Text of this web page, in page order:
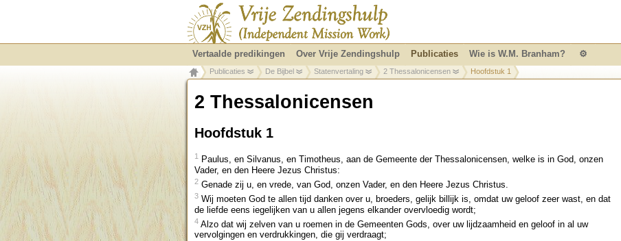
2 Thessalonicensen
Hoofdstuk 1
1
Paulus, en Silvanus, en Timotheus, aan de Gemeente der Thessalonicensen, welke is in God, onzen
Vader, en den Heere Jezus Christus:
2 Genade zij u, en vrede, van God, onzen Vader, en den Heere Jezus Christus.
3 Wij moeten God te allen tijd danken over u, broeders, gelijk billijk is, omdat uw geloof zeer wast, en dat
de liefde eens iegelijken van u allen jegens elkander overvloedig wordt;
4 Alzo dat wij zelven van u roemen in de Gemeenten Gods, over uw lijdzaamheid en geloof in al uw
vervolgingen en verdrukkingen, die gij verdraagt;
Vertaalde predikingen Over Vrije Zendingshulp Publicaties Wie is W.M. Branham? ⚙
Publicaties De Bijbel Statenvertaling 2 Thessalonicensen Hoofdstuk 1